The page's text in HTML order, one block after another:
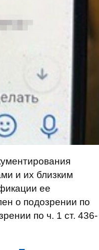
и их близким
ее
о подозрении по
по ч. 1 ст. 436-